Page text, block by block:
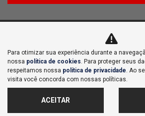
Para otimizar sua experiência durante a
nossa política de cookies. Para proteger seus
respeitamos nossa política de privacidade. Ao
visita você concorda com nossas políticas.
ACEITAR